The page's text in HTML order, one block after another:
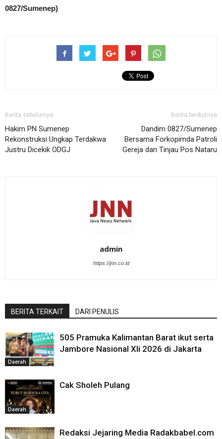
0827/Sumenep)
Berita sebelumya
Hakim PN Sumenep
Rekonstruksi Ungkap Terdakwa
Justru Dicekik ODGJ
Berita berikutnya
Dandim 0827/Sumenep
Bersama Forkopimda Patroli
Gereja dan Tinjau Pos Nataru
admin
https://jnn.co.id
BERITA TERKAIT DARI PENULIS
Daerah
505 Pramuka Kalimantan Barat ikut serta
Jambore Nasional XIi 2026 di Jakarta
Daerah
Cak Sholeh Pulang
Redaksi Jejaring Media Radakbabel.com